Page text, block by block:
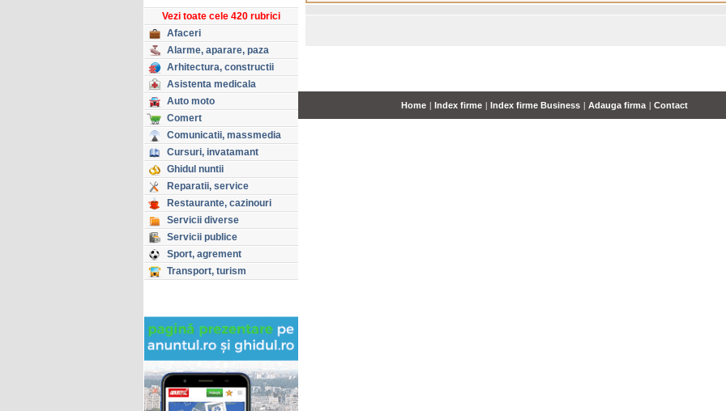
Vezi toate cele 420 rubrici
Afaceri
Alarme, aparare, paza
Arhitectura, constructii
Asistenta medicala
Auto moto
Comert
Comunicatii, massmedia
Cursuri, invatamant
Ghidul nuntii
Reparatii, service
Restaurante, cazinouri
Servicii diverse
Servicii publice
Sport, agrement
Transport, turism
Copyright © GHIDUL 2026
Toate drepturile rezervate
Home | Index firme | Index firme Business | Adauga firma | Contact